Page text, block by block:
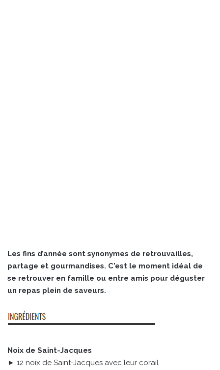
Les fins d’année sont synonymes de retrouvailles,
partage et gourmandises. C'est le moment idéal de
se retrouver en famille ou entre amis pour déguster
un repas plein de saveurs.
Noix de Saint-Jacques
► 12 noix de Saint-Jacques avec leur corail